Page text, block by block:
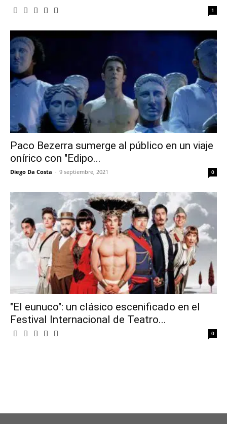
1
Paco Bezerra sumerge al público en un viaje
onírico con "Edipo...
Diego Da Costa - 9 septiembre, 2021 0
"El eunuco": un clásico escenificado en el
Festival Internacional de Teatro...
0